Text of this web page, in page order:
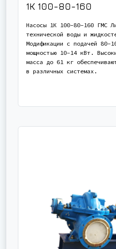
1К 100-80-160
Насосы 1К 100-80-160 ГМС
технической воды и
Модификации с подачей
мощностью 10-14 кВт.
масса до 61 кг
в различных системах.